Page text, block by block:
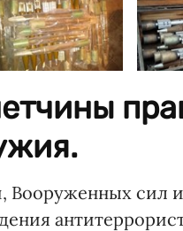
Вооруженных сил